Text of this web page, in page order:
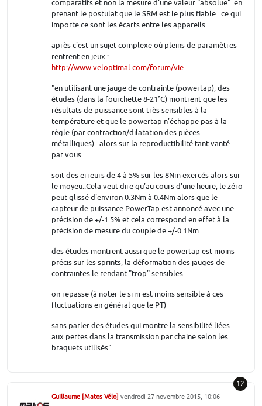
comparatifs et non la mesure d'une valeur "absolue"..en
prenant le postulat que le SRM est le plus fiable...ce qui
importe ce sont les écarts entre les appareils...
après c'est un sujet complexe où pleins de paramètres
rentrent en jeux :
http://www.veloptimal.com/forum/vie...
"en utilisant une jauge de contrainte (powertap), des
études (dans la fourchette 8-21°C) montrent que les
résultats de puissance sont très sensibles à la
température et que le powertap n'échappe pas à la
règle (par contraction/dilatation des pièces
métalliques)...alors sur la reproductibilité tant vanté
par vous ...
soit des erreurs de 4 à 5% sur les 8Nm exercés alors sur
le moyeu..Cela veut dire qu'au cours d'une heure, le zéro
peut glissé d'environ 0.3Nm à 0.4Nm alors que le
capteur de puissance PowerTap est annoncé avec une
précision de +/-1.5% et cela correspond en effet à la
précision de mesure du couple de +/-0.1Nm.
des études montrent aussi que le powertap est moins
précis sur les sprints, la déformation des jauges de
contraintes le rendant "trop" sensibles
on repasse (à noter le srm est moins sensible à ces
fluctuations en général que le PT)
sans parler des études qui montre la sensibilité liées
aux pertes dans la transmission par chaine selon les
braquets utilisés"
12
Guillaume [Matos Vélo] vendredi 27 novembre 2015, 10:06